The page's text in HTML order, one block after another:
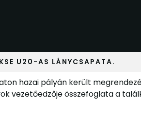
U20-AS LÁNYCSAPATA.
hazai pályán került
vezetőedzője összefoglata a